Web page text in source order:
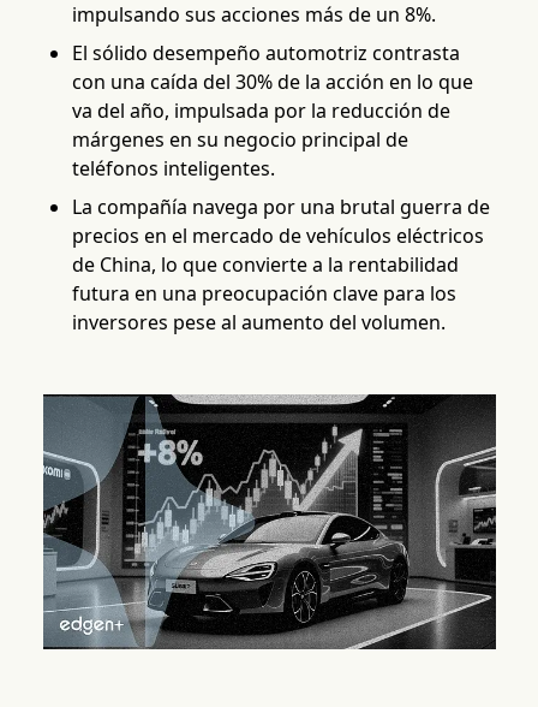
impulsando sus acciones más de un 8%.
El sólido desempeño automotriz contrasta
con una caída del 30% de la acción en lo que
va del año, impulsada por la reducción de
márgenes en su negocio principal de
teléfonos inteligentes.
La compañía navega por una brutal guerra de
precios en el mercado de vehículos eléctricos
de China, lo que convierte a la rentabilidad
futura en una preocupación clave para los
inversores pese al aumento del volumen.